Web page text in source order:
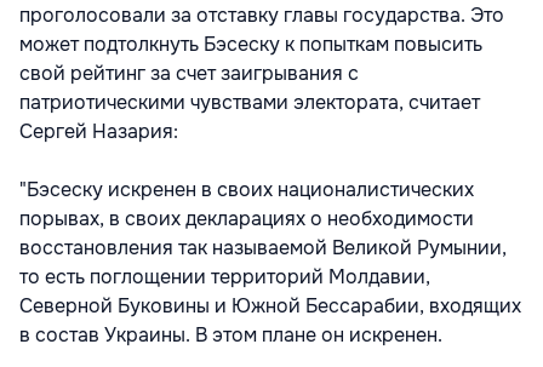
проголосовали за отставку главы государства. Это
может подтолкнуть Бэсеску к попыткам повысить
свой рейтинг за счет заигрывания с
патриотическими чувствами электората, считает
Сергей Назария:
"Бэсеску искренен в своих националистических
порывах, в своих декларациях о необходимости
восстановления так называемой Великой Румынии,
то есть поглощении территорий Молдавии,
Северной Буковины и Южной Бессарабии, входящих
в состав Украины. В этом плане он искренен.